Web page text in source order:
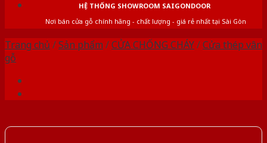
HỆ THỐNG SHOWROOM SAIGONDOOR
Nơi bán cửa gỗ chính hãng - chất lượng - giá rẻ nhất tại Sài Gòn
Trang chủ /Sản phẩm /CỬA CHỐNG CHÁY/Cửa thép vân
gỗ